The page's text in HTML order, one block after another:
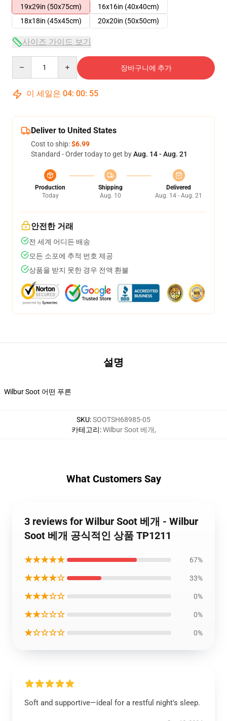
19x29in (50x75cm)
16x16in (40x40cm)
18x18in (45x45cm)
20x20in (50x50cm)
사이즈 가이드 보기
장바구니에 추가
이 세일은 04: 00: 54
Deliver to United States
Cost to ship:$6.99
Standard - Order today to get byAug. 14 - Aug. 21
Production
Today
Shipping
Aug. 10
Delivered
Aug. 14 - Aug. 21
안전한 거래
전 세계 어디든 배송
모든 소포에 추적 번호 제공
상품을 받지 못한 경우 전액 환불
설명
Wilbur Soot 어떤 푸른
SKU:SOOTSH68985-05
카테고리:Wilbur Soot 베개,
What Customers Say
3 reviews for Wilbur Soot 베개 - Wilbur
Soot 베개 공식적인 상품 TP1211
★★★★★ 67%
★★★★☆ 33%
★★★☆☆ 0%
★★☆☆☆ 0%
★☆☆☆☆ 0%
Soft and supportive—ideal for a restful night's sleep.